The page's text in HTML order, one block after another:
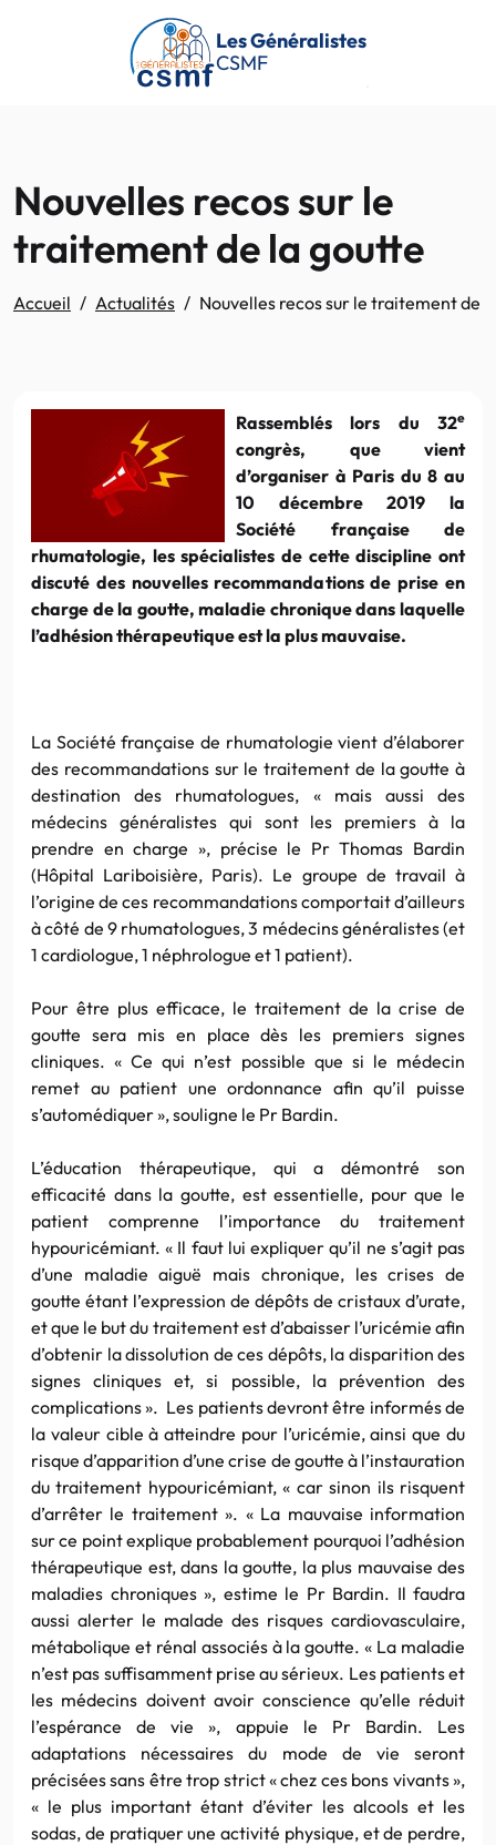
Passer au contenu principal
Les Généralistes
CSMF
Nouvelles recos sur le
traitement de la goutte
Accueil Actualités Nouvelles recos sur le traitement de
Rassemblés lors du 32e
congrès, que vient
d’organiser à Paris du 8 au
10 décembre 2019 la
Société française de
rhumatologie, les spécialistes de cette discipline ont
discuté des nouvelles recommandations de prise en
charge de la goutte, maladie chronique dans laquelle
l’adhésion thérapeutique est la plus mauvaise.
La Société française de rhumatologie vient d’élaborer
des recommandations sur le traitement de la goutte à
destination des rhumatologues, « mais aussi des
médecins généralistes qui sont les premiers à la
prendre en charge », précise le Pr Thomas Bardin
(Hôpital Lariboisière, Paris). Le groupe de travail à
l’origine de ces recommandations comportait d’ailleurs
à côté de 9 rhumatologues, 3 médecins généralistes (et
1 cardiologue, 1 néphrologue et 1 patient).
Pour être plus efficace, le traitement de la crise de
goutte sera mis en place dès les premiers signes
cliniques. « Ce qui n’est possible que si le médecin
remet au patient une ordonnance afin qu’il puisse
s’automédiquer », souligne le Pr Bardin.
L’éducation thérapeutique, qui a démontré son
efficacité dans la goutte, est essentielle, pour que le
patient comprenne l’importance du traitement
hypouricémiant. « Il faut lui expliquer qu’il ne s’agit pas
d’une maladie aiguë mais chronique, les crises de
goutte étant l’expression de dépôts de cristaux d’urate,
et que le but du traitement est d’abaisser l’uricémie afin
d’obtenir la dissolution de ces dépôts, la disparition des
signes cliniques et, si possible, la prévention des
complications ». Les patients devront être informés de
la valeur cible à atteindre pour l’uricémie, ainsi que du
risque d’apparition d’une crise de goutte à l’instauration
du traitement hypouricémiant, « car sinon ils risquent
d’arrêter le traitement ». « La mauvaise information
sur ce point explique probablement pourquoi l’adhésion
thérapeutique est, dans la goutte, la plus mauvaise des
maladies chroniques », estime le Pr Bardin. Il faudra
aussi alerter le malade des risques cardiovasculaire,
métabolique et rénal associés à la goutte. « La maladie
n’est pas suffisamment prise au sérieux. Les patients et
les médecins doivent avoir conscience qu’elle réduit
l’espérance de vie », appuie le Pr Bardin. Les
adaptations nécessaires du mode de vie seront
précisées sans être trop strict « chez ces bons vivants »,
« le plus important étant d’éviter les alcools et les
sodas, de pratiquer une activité physique, et de perdre,